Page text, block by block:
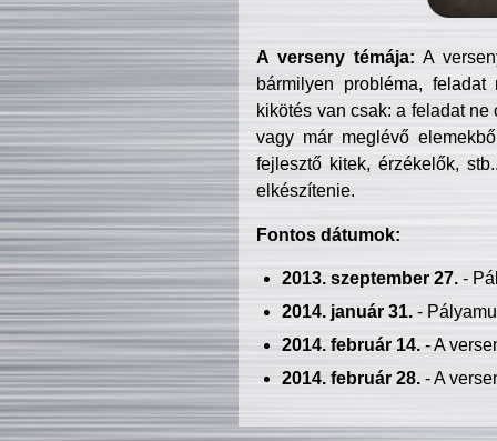
A verseny témája: A
bármilyen probléma, feladat
kikötés van csak: a feladat
vagy már meglévő
fejlesztő kitek, érzékelők,
elkészítenie.
Fontos dátumok:
2013. szeptember 27.-
2014. január 31.-
2014. február 14.- A
2014. február 28.- A